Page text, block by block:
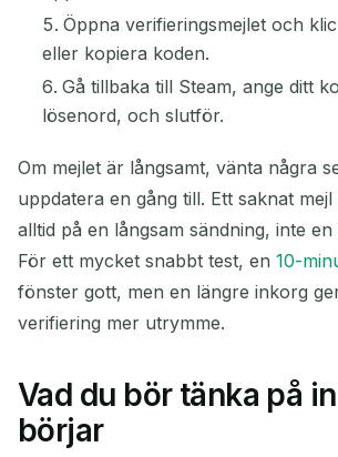
Öppna verifieringsmejlet och
eller kopiera koden.
Gå tillbaka till Steam, ange ditt
lösenord, och slutför.
Om mejlet är långsamt, vänta några
uppdatera en gång till. Ett saknat
alltid på en långsam sändning, inte
För ett mycket snabbt test, en 10-
fönster gott, men en längre inkorg
verifiering mer utrymme.
Vad du bör tänka på
börjar